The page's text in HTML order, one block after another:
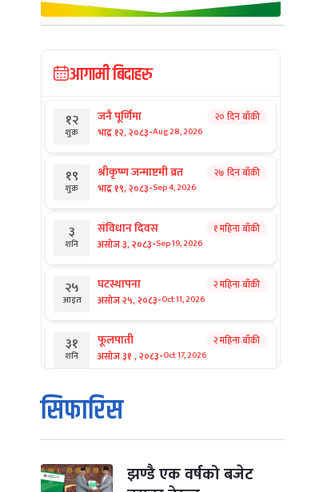
आगामी बिदाहरु
१२
शुक्र
जनै पूर्णिमा
भाद्र १२, २०८३-Aug 28, 2026
२० दिन बाँकी
१९
शुक्र
श्रीकृष्ण जन्माष्टमी व्रत
भाद्र १९, २०८३-Sep 4, 2026
२७ दिन बाँकी
३
शनि
संविधान दिवस
असोज ३, २०८३-Sep 19, 2026
१ महिना बाँकी
२५
आइत
घटस्थापना
असोज २५, २०८३-Oct 11, 2026
२ महिना बाँकी
३१
शनि
फूलपाती
असोज ३१ , २०८३-Oct 17, 2026
२ महिना बाँकी
१
आइत
कार्तिक सङ्क्रान्ति
कार्तिक १, २०८३
मंगल कार्तिक ३, २०८३ -Oct 20, 2026
सिफारिस
झण्डै एक वर्षको बजेट